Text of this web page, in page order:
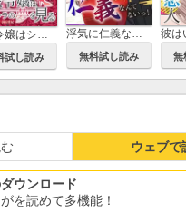
悪役令嬢はシンデレラの夢を見る
試し読み
浮気に仁義なんてないっ！～嘘つきの婚約者を見返します～
無料試し読み 無
ウェブで
ウンロード
を読めて多機能！